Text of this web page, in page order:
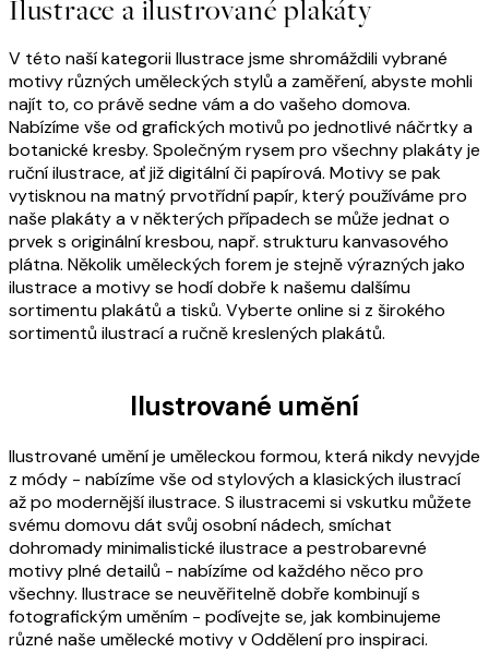
Ilustrace a ilustrované plakáty
V této naší kategorii Ilustrace jsme shromáždili vybrané
motivy různých uměleckých stylů a zaměření, abyste mohli
najít to, co právě sedne vám a do vašeho domova.
Nabízíme vše od grafických motivů po jednotlivé náčrtky a
botanické kresby. Společným rysem pro všechny plakáty je
ruční ilustrace, ať již digitální či papírová. Motivy se pak
vytisknou na matný prvotřídní papír, který používáme pro
naše plakáty a v některých případech se může jednat o
prvek s originální kresbou, např. strukturu kanvasového
plátna. Několik uměleckých forem je stejně výrazných jako
ilustrace a motivy se hodí dobře k našemu dalšímu
sortimentu plakátů a tisků. Vyberte online si z širokého
sortimentů ilustrací a ručně kreslených plakátů.
Ilustrované umění
Ilustrované umění je uměleckou formou, která nikdy nevyjde
z módy - nabízíme vše od stylových a klasických ilustrací
až po modernější ilustrace. S ilustracemi si vskutku můžete
svému domovu dát svůj osobní nádech, smíchat
dohromady minimalistické ilustrace a pestrobarevné
motivy plné detailů - nabízíme od každého něco pro
všechny. Ilustrace se neuvěřitelně dobře kombinují s
fotografickým uměním - podívejte se, jak kombinujeme
různé naše umělecké motivy v Oddělení pro inspiraci.